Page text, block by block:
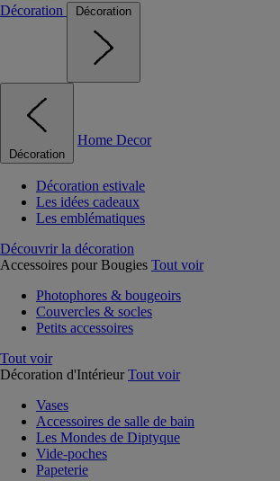
Décoration
Décoration
Décoration
Home Decor
Décoration estivale
Les idées cadeaux
Les emblématiques
Découvrir la décoration
Accessoires pour Bougies Tout voir
Photophores & bougeoirs
Couvercles & socles
Petits accessoires
Tout voir
Décoration d'Intérieur Tout voir
Vases
Accessoires de salle de bain
Les Mondes de Diptyque
Vide-poches
Papeterie